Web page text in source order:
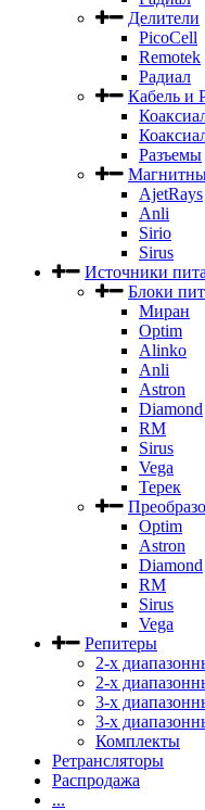
Делители
PicoCell
Remotek
Радиал
Кабель и
Разъемы
AjetRays
Anli
Sirio
Sirus
Источники
Блоки
Миран
Optim
Alinko
Anli
Astron
Diamond
RM
Sirus
Vega
Терек
Optim
Astron
Diamond
RM
Sirus
Vega
Репитеры
2-х
2-х
3-х
3-х
Комплекты
Ретрансляторы
Распродажа
...